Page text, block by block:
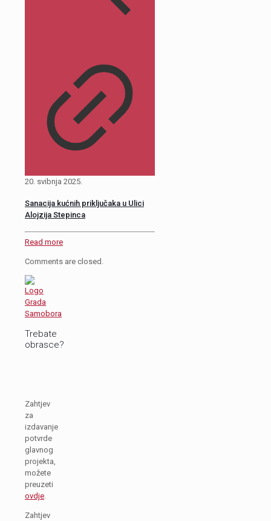
20. svibnja 2025.
Sanacija kućnih priključaka u Ulici
Alojzija Stepinca
Read more
Comments are closed.
Trebate
obrasce?
Zahtjev
za
izdavanje
potvrde
glavnog
projekta,
možete
preuzeti
ovdje.
Zahtjev